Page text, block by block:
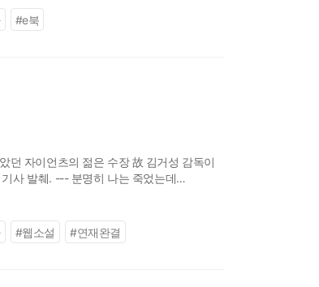
#e북
던 자이언츠의 젊은 수장 故 김거성 감독이
사 발췌. --- 분명히 나는 죽었는데
#웹소설 #연재완결